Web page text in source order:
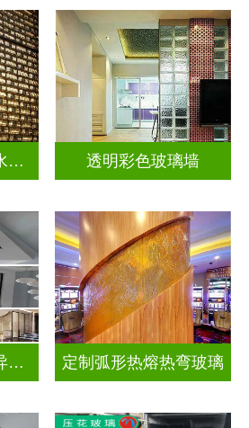
水纹波纹镀银磨砂水晶砖 透明彩色玻璃墙
超白长虹弧形玻璃异形弧形玻璃 定制弧形热熔热弯玻璃